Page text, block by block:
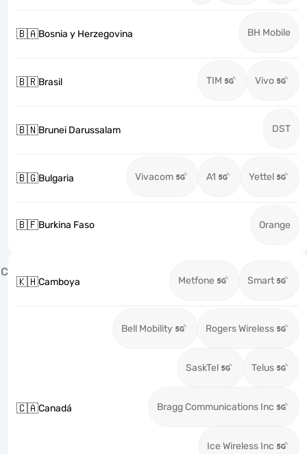
🇧🇦Bosnia y Herzegovina BH Mobile
🇧🇷Brasil TIM Vivo
🇧🇳Brunei Darussalam DST
🇧🇬Bulgaria Vivacom A1 Yettel
🇧🇫Burkina Faso Orange
C
🇰🇭Camboya Metfone Smart
🇨🇦Canadá
Bell Mobility Rogers Wireless
SaskTel Telus
Bragg Communications Inc
Ice Wireless Inc